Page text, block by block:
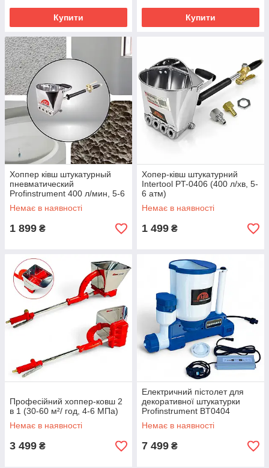
Купити Купити
Хоппер ківш штукатурный
пневматический
Profinstrument 400 л/мин, 5-6
атм.
Немає в наявності
1 899 ₴
Хопер-ківш штукатурний
Intertool PT-0406 (400 л/хв, 5-
6 атм)
Немає в наявності
1 499 ₴
Професійний хоппер-ковш 2
в 1 (30-60 м²/ год, 4-6 МПа)
Немає в наявності
3 499 ₴
Електричний пістолет для
декоративної штукатурки
Profinstrument BT0404
Немає в наявності
7 499 ₴